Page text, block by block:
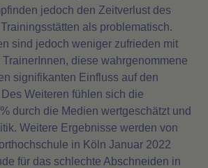
jedoch den Zeitverlust des
als problematisch.
sind jedoch weniger zufrieden mit
diese wahrgenommene
signifikanten Einfluss auf den
Weiteren fühlen sich die
durch die Medien wertgeschätzt und
Weitere Ergebnisse werden von
in Köln Januar 2022
für das schlechte Abschneiden in